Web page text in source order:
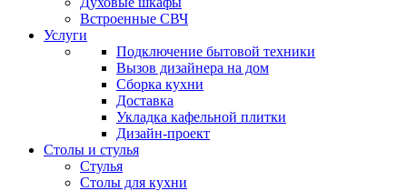
Встроенные СВЧ
Услуги
Подключение бытовой техники
Вызов дизайнера на дом
Сборка кухни
Доставка
Укладка кафельной плитки
Дизайн-проект
Столы и стулья
Стулья
Столы для кухни